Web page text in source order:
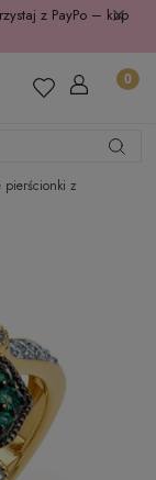
z PayPo – kup
pierścionki z